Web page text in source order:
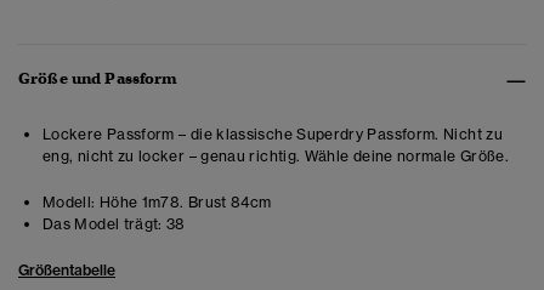
Größe und Passform
Lockere Passform – die klassische Superdry Passform. Nicht zu
eng, nicht zu locker – genau richtig. Wähle deine normale Größe.
Modell: Höhe 1m78. Brust 84cm
Das Model trägt: 38
Größentabelle